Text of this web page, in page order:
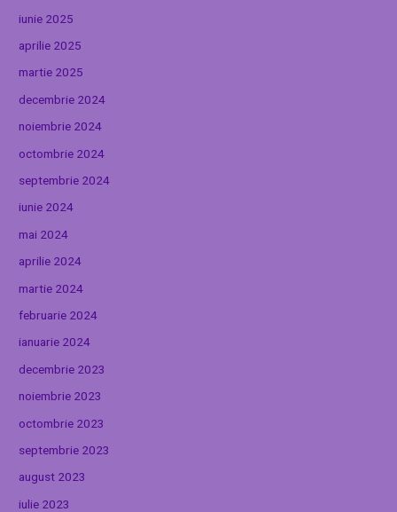
iunie 2025
aprilie 2025
martie 2025
decembrie 2024
noiembrie 2024
octombrie 2024
septembrie 2024
iunie 2024
mai 2024
aprilie 2024
martie 2024
februarie 2024
ianuarie 2024
decembrie 2023
noiembrie 2023
octombrie 2023
septembrie 2023
august 2023
iulie 2023